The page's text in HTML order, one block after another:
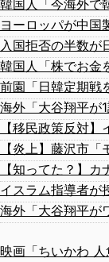
ヨーロッパが中国
【移民政策反対